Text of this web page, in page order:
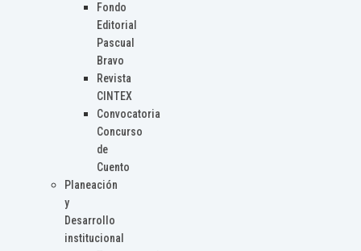
Fondo
Editorial
Pascual
Bravo
Revista
CINTEX
Convocatoria
Concurso
de
Cuento
Planeación
y
Desarrollo
institucional